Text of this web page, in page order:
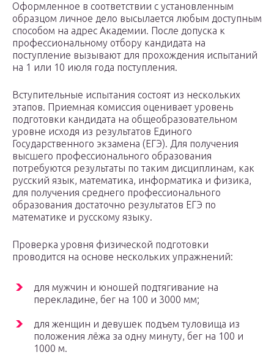
Оформленное в соответствии с установленным
образцом личное дело высылается любым доступным
способом на адрес Академии. После допуска к
профессиональному отбору кандидата на
поступление вызывают для прохождения испытаний
на 1 или 10 июля года поступления.
Вступительные испытания состоят из нескольких
этапов. Приемная комиссия оценивает уровень
подготовки кандидата на общеобразовательном
уровне исходя из результатов Единого
Государственного экзамена (ЕГЭ). Для получения
высшего профессионального образования
потребуются результаты по таким дисциплинам, как
русский язык, математика, информатика и физика,
для получения среднего профессионального
образования достаточно результатов ЕГЭ по
математике и русскому языку.
Проверка уровня физической подготовки
проводится на основе нескольких упражнений:
для мужчин и юношей подтягивание на
перекладине, бег на 100 и 3000 мм;
для женщин и девушек подъем туловища из
положения лёжа за одну минуту, бег на 100 и
1000 м.